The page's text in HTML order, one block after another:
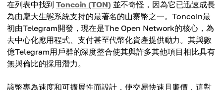
在列表中找到Toncoin (TON) 並不奇怪，因為它已迅速成長
為由龐大生態系統支持的最著名的山寨幣之一。Toncoin最
初由Telegram開發，現在是The Open Network的核心，為
去中心化應用程式、支付甚至代幣化資產提供動力。其與數
億Telegram用戶群的深度整合使其與許多其他項目相比具有
無與倫比的採用潛力。
該幣專為速度和可擴展性而設計，使交易快速且廉價，這對